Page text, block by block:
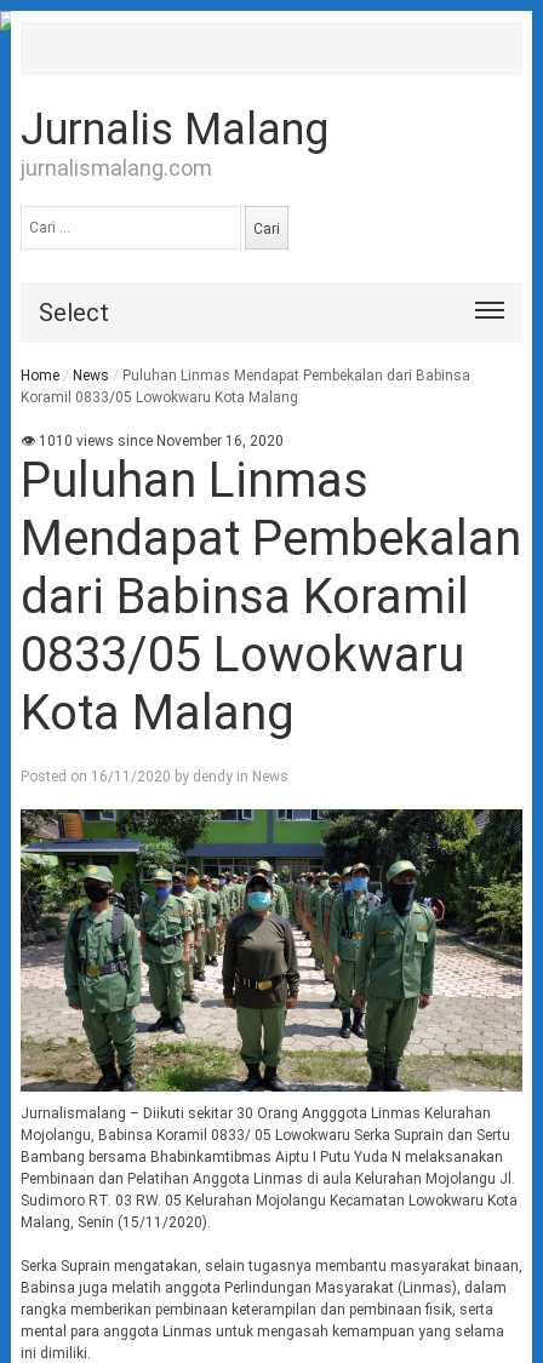
Jurnalis Malang
jurnalismalang.com
untuk:
Select
Home / News / Puluhan Linmas Mendapat Pembekalan dari Babinsa
Koramil 0833/05 Lowokwaru Kota Malang
👁 1010 views since November 16, 2020
Puluhan Linmas
Mendapat Pembekalan
dari Babinsa Koramil
0833/05 Lowokwaru
Kota Malang
Posted on 16/11/2020 by dendyin News
Jurnalismalang – Diikuti sekitar 30 Orang Angggota Linmas Kelurahan
Mojolangu, Babinsa Koramil 0833/ 05 Lowokwaru Serka Suprain dan Sertu
Bambang bersama Bhabinkamtibmas Aiptu I Putu Yuda N melaksanakan
Pembinaan dan Pelatihan Anggota Linmas di aula Kelurahan Mojolangu Jl.
Sudimoro RT. 03 RW. 05 Kelurahan Mojolangu Kecamatan Lowokwaru Kota
Malang, Senin (15/11/2020).
Serka Suprain mengatakan, selain tugasnya membantu masyarakat binaan,
Babinsa juga melatih anggota Perlindungan Masyarakat (Linmas), dalam
rangka memberikan pembinaan keterampilan dan pembinaan fisik, serta
mental para anggota Linmas untuk mengasah kemampuan yang selama
ini dimiliki.